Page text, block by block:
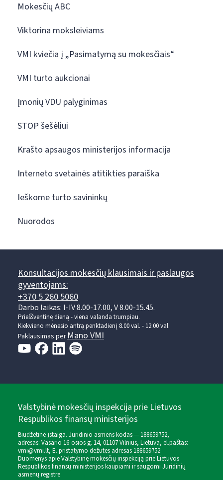
Mokesčių ABC
Viktorina moksleiviams
VMI kviečia į „Pasimatymą su mokesčiais“
VMI turto aukcionai
Įmonių VDU palyginimas
STOP šešėliui
Krašto apsaugos ministerijos informacija
Interneto svetainės atitikties paraiška
Ieškome turto savininkų
Nuorodos
Konsultacijos mokesčių klausimais ir paslaugos
gyventojams:
+370 5 260 5060
Darbo laikas: I-IV 8.00-17.00, V 8.00-15.45.
Prieššventinę dieną - viena valanda trumpiau.
Kiekvieno mėnesio antrą penktadienį 8.00 val. - 12.00 val.
Paklausimas perMano VMI
Valstybinė mokesčių inspekcija prie Lietuvos
Respublikos finansų ministerijos
Biudžetinė įstaiga. Juridinio asmens kodas — 188659752,
adresas: Vasario 16-osios g. 14, 01107 Vilnius, Lietuva, el.paštas:
vmi@vmi.lt, E. pristatymo dėžutės adresas 188659752
Duomenys apie Valstybinę mokesčių inspekciją prie Lietuvos
Respublikos finansų ministerijos kaupiami ir saugomi Juridinių
asmenų registre